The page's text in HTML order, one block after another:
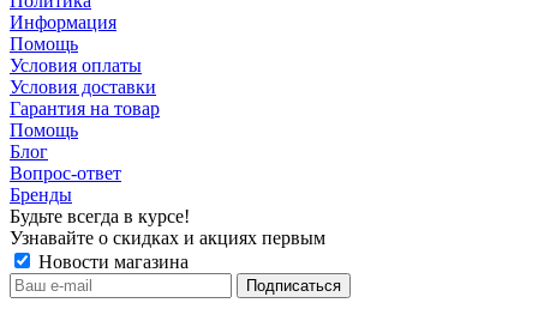
Информация
Помощь
Условия оплаты
Условия доставки
Гарантия на товар
Помощь
Блог
Вопрос-ответ
Бренды
Будьте всегда в курсе!
Узнавайте о скидках и акциях первым
Новости магазина